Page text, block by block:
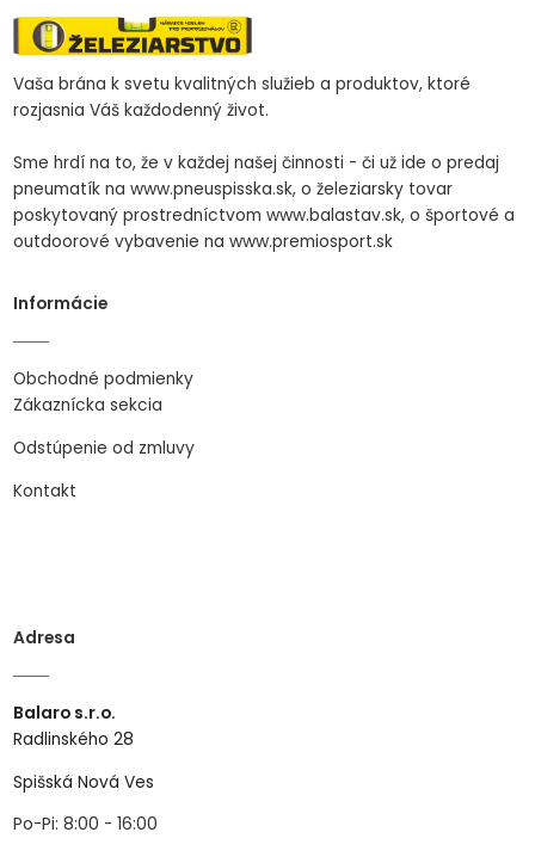
Vaša brána k svetu kvalitných služieb a produktov, ktoré
rozjasnia Váš každodenný život.
Sme hrdí na to, že v každej našej činnosti - či už ide o predaj
pneumatík na www.pneuspisska.sk, o železiarsky tovar
poskytovaný prostredníctvom www.balastav.sk, o športové a
outdoorové vybavenie na www.premiosport.sk
Informácie
Obchodné podmienky
Zákaznícka sekcia
Odstúpenie od zmluvy
Kontakt
Adresa
Balaro s.r.o.
Radlinského 28
Spišská Nová Ves
Po-Pi: 8:00 - 16:00